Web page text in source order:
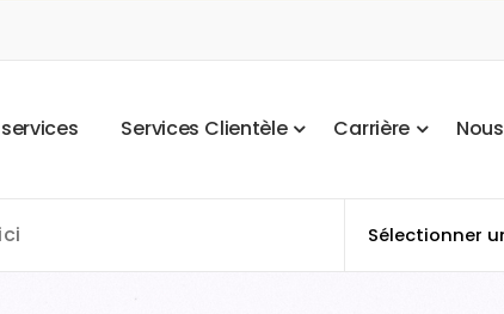
services Services Clientèle Carrière Nous